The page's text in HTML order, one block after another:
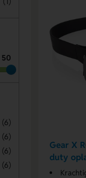
Gear X
duty
50
(6)
(6)
(6)
(6)